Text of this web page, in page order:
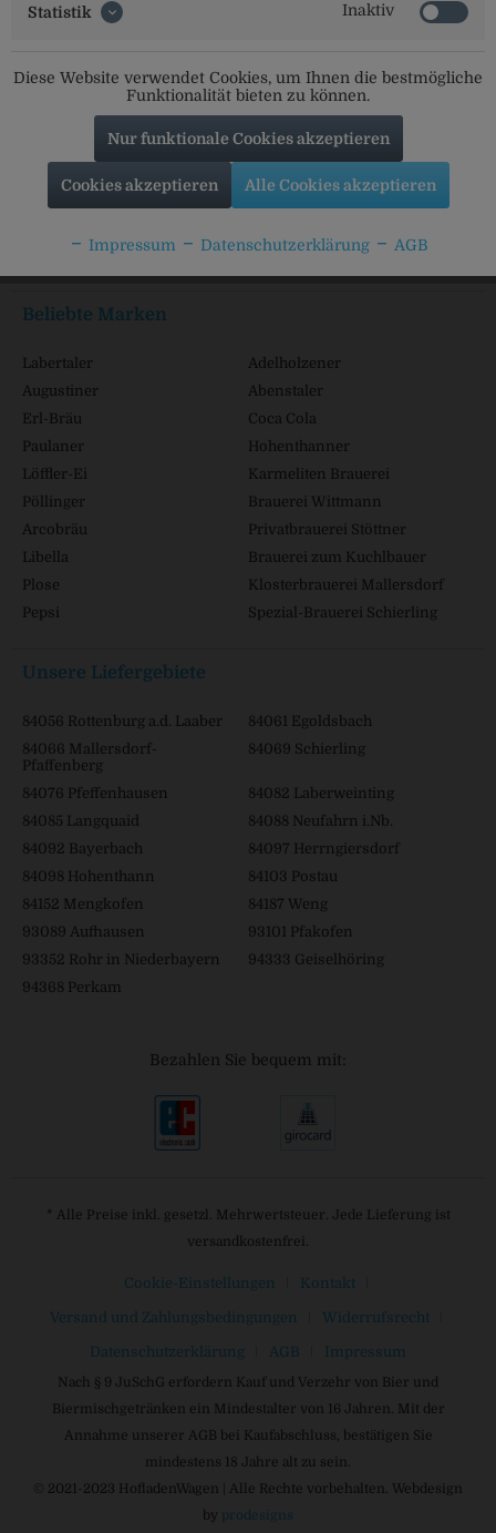
Social Media
Beliebte Marken
Labertaler
Adelholzener
Augustiner
Abenstaler
Erl-Bräu
Coca Cola
Paulaner
Hohenthanner
Löffler-Ei
Karmeliten Brauerei
Pöllinger
Brauerei Wittmann
Arcobräu
Privatbrauerei Stöttner
Libella
Brauerei zum Kuchlbauer
Plose
Klosterbrauerei Mallersdorf
Pepsi
Spezial-Brauerei Schierling
Unsere Liefergebiete
84056 Rottenburg a.d. Laaber
84061 Egoldsbach
84066 Mallersdorf-
Pfaffenberg
84069 Schierling
84076 Pfeffenhausen
84082 Laberweinting
84085 Langquaid
84088 Neufahrn i.Nb.
84092 Bayerbach
84097 Herrngiersdorf
84098 Hohenthann
84103 Postau
84152 Mengkofen
84187 Weng
93089 Aufhausen
93101 Pfakofen
93352 Rohr in Niederbayern
94333 Geiselhöring
94368 Perkam
Bezahlen Sie bequem mit:
* Alle Preise inkl. gesetzl. Mehrwertsteuer. Jede Lieferung ist
versandkostenfrei.
Cookie-Einstellungen Kontakt
Versand und Zahlungsbedingungen Widerrufsrecht
Datenschutzerklärung AGB Impressum
Nach § 9 JuSchG erfordern Kauf und Verzehr von Bier und
Biermischgetränken ein Mindestalter von 16 Jahren. Mit der
Annahme unserer AGB bei Kaufabschluss, bestätigen Sie
mindestens 18 Jahre alt zu sein.
© 2021-2023 HofladenWagen | Alle Rechte vorbehalten. Webdesign
by prodesigns
Statistik Inaktiv
Diese Website verwendet Cookies, um Ihnen die bestmögliche
Funktionalität bieten zu können.
Nur funktionale Cookies akzeptieren
Cookies akzeptieren Alle Cookies akzeptieren
Impressum Datenschutzerklärung AGB